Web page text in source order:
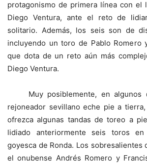
protagonismo de primera línea con el
Diego Ventura, ante el reto de
solitario. Además, los seis son de
incluyendo un toro de Pablo Romero
que dota de un reto aún más
Diego Ventura.
Muy posiblemente, en algunos
rejoneador sevillano eche pie a
ofrezca algunas tandas de toreo a
lidiado anteriormente seis toros
goyesca de Ronda. Los sobresalientes
el onubense Andrés Romero y